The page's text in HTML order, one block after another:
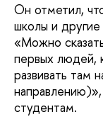
Он отметил,
школы и
«Можно
первых людей,
развивать там
студентам.